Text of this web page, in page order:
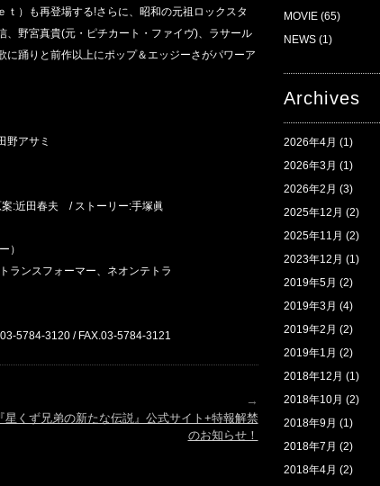
）も再登場する!さらに、昭和の元祖ロックスタ
野宮真貴(元・ピチカート・ファイヴ)、ラサール
踊りと前作以上にポップ＆エッジーさがパワーア
野アサミ
田春夫 / ストーリー:手塚眞
）
ランスフォーマー、ネオンテトラ
5784-3120 / FAX.03-5784-3121
→
『星くず兄弟の新たな伝説』公式サイト+特報解禁
のお知らせ！
MOVIE(65)
NEWS(1)
Archives
2026年4月 (1)
2026年3月 (1)
2026年2月 (3)
2025年12月 (2)
2025年11月 (2)
2023年12月 (1)
2019年5月 (2)
2019年3月 (4)
2019年2月 (2)
2019年1月 (2)
2018年12月 (1)
2018年10月 (2)
2018年9月 (1)
2018年7月 (2)
2018年4月 (2)